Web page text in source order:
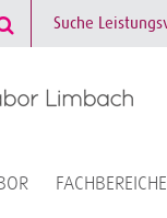
FACHBEREICHE